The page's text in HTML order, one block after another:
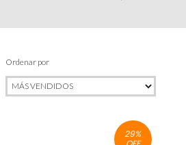
Ordenar por
29%